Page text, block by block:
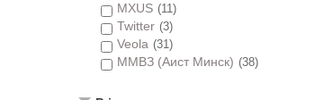
MXUS (11)
Twitter (3)
Veola (31)
ММВЗ (Аист Минск) (38)